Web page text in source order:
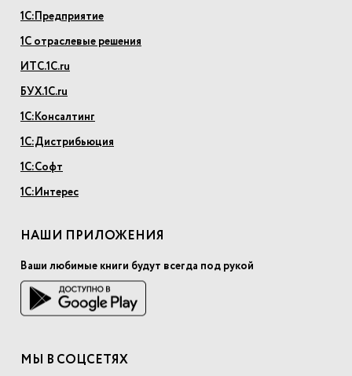
1С:Предприятие
1С отраслевые решения
ИТС.1С.ru
БУХ.1С.ru
1С:Консалтинг
1С:Дистрибьюция
1С:Софт
1С:Интерес
НАШИ ПРИЛОЖЕНИЯ
Ваши любимые книги будут всегда под рукой
МЫ В СОЦСЕТЯХ